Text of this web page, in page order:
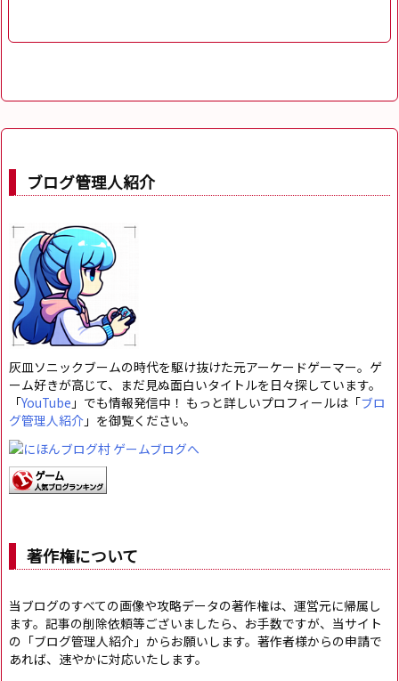
ブログ管理人紹介
灰皿ソニックブームの時代を駆け抜けた元アーケードゲーマー。ゲ
ーム好きが高じて、まだ見ぬ面白いタイトルを日々探しています。
「YouTube 」でも情報発信中！ もっと詳しいプロフィールは「ブロ
グ管理人紹介 」を御覧ください。
著作権について
当ブログのすべての画像や攻略データの著作権は、運営元に帰属し
ます。記事の削除依頼等ございましたら、お手数ですが、当サイト
の「ブログ管理人紹介」からお願いします。著作者様からの申請で
あれば、速やかに対応いたします。